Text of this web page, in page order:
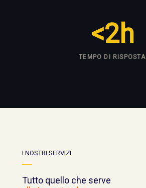
<2h
TEMPO DI RISPOSTA
I NOSTRI SERVIZI
Tutto quello che serve